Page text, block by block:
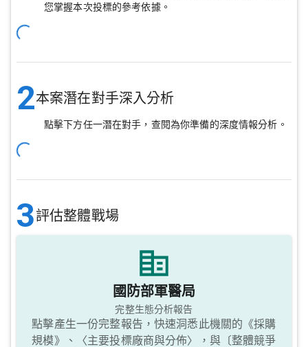
您掌握本次投標的參考依據。
2本案潛在對手深入分析
點擊下方任一潛在對手，查閱為你準備的深度情報分析。
3評估整體戰場
國防部軍醫局
完整生態分析報告
點擊產生一份完整報告，快速洞悉此機關的《採購
規模》、〈主要投標廠商與分佈〉，與〔整體競爭